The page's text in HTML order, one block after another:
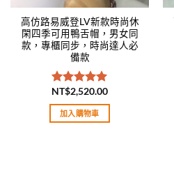
高仿路易威登LV新款時尚休
閑四季可用鴨舌帽，男女同
款，專櫃同步，時尚達人必
備款
評分5.00
滿分 5
NT$2,520.00
加入購物車